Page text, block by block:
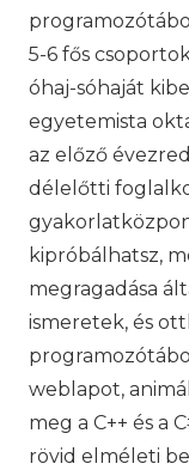
5-6 fős
óhaj-sóhaját
egyetemista
az előző
délelőtti
kipróbálhatsz,
megragadása
ismeretek, és
weblapot,
meg a C++ és a
rövid elméleti